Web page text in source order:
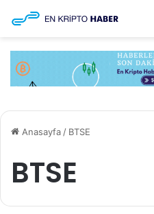
Anasayfa / BTSE
BTSE